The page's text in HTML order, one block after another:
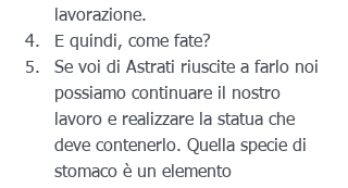
lavorazione.
E quindi, come fate?
Se voi di Astrati riuscite a farlo noi
possiamo continuare il nostro
lavoro e realizzare la statua che
deve contenerlo. Quella specie di
stomaco è un elemento